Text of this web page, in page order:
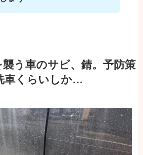
う車のサビ、錆。予防策
車くらいしか…